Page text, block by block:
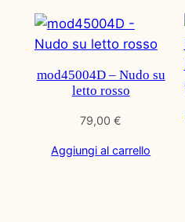
mod45004D – Nudo su
letto rosso
79,00€
Aggiungi al carrello